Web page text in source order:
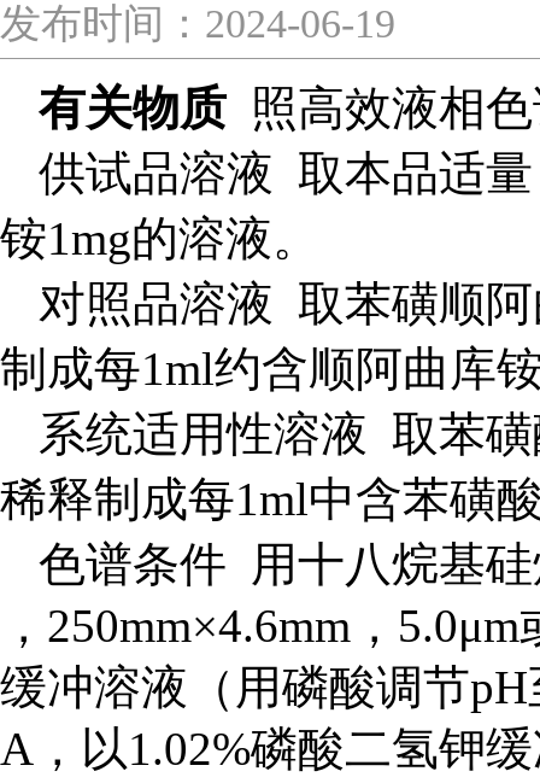
发布时间：2024-06-19
有关物质 照高效液相
供试品溶液 取本品适
铵1mg的溶液。
对照品溶液 取苯磺顺
制成每1ml约含顺阿曲库
系统适用性溶液 取苯
稀释制成每1ml中含苯磺
色谱条件 用十八烷基
， 250mm×4.6mm， 5.0μm
缓冲溶液（ 用磷酸调节pH
A，以1.02%磷酸二氢钾